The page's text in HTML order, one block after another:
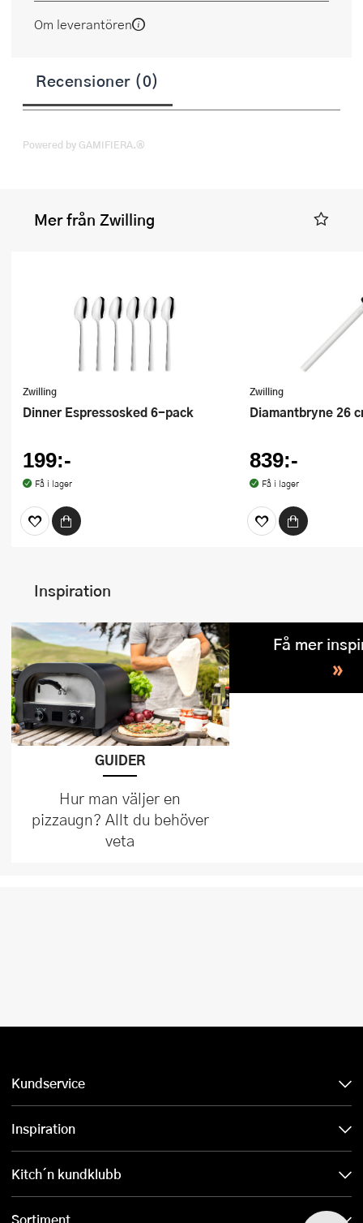
Om leverantören
Recensioner (0)
Powered by GAMIFIERA.®
Mer från Zwilling
Zwilling
Dinner Espressosked 6-pack
199:-
Få i lager
Zwilling
Diamantbryne 26
839:-
Få i lager
Inspiration
GUIDER
Hur man väljer en
pizzaugn? Allt du behöver
veta
Få mer
»
Kundservice
Inspiration
Kitch´n kundklubb
Sortiment